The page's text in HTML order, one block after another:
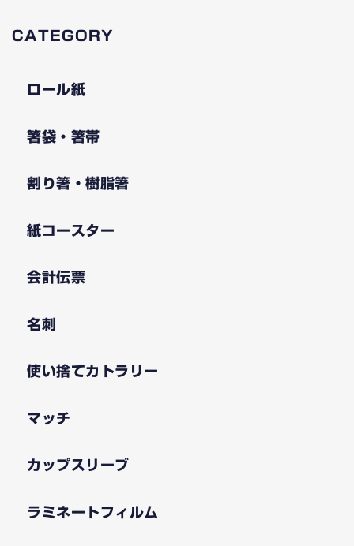
CATEGORY
ロール紙
箸袋・箸帯
割り箸・樹脂箸
紙コースター
会計伝票
名刺
使い捨てカトラリー
マッチ
カップスリーブ
ラミネートフィルム